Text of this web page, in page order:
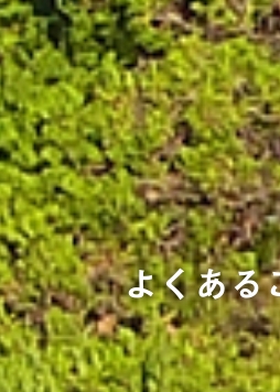
よくある